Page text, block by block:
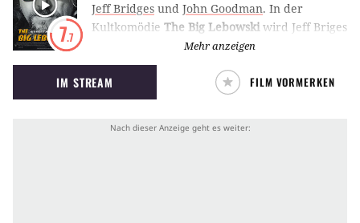
7.7
Jeff Bridges und John Goodman. In der
Kultkomödie The Big Lebowskiwird Jeff Briges
zum Slacker ‘Dude’ Lebowski. Als er von
Gangstern mit dem gleichnamigen Millionär
verwechselt wird, nimmt das Chaos seinen
Lauf.
Mehr anzeigen
IM STREAM FILM VORMERKEN